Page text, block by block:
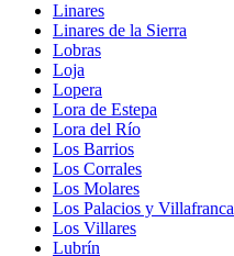
Linares
Linares de la Sierra
Lobras
Loja
Lopera
Lora de Estepa
Lora del Río
Los Barrios
Los Corrales
Los Molares
Los Palacios y Villafranca
Los Villares
Lubrín